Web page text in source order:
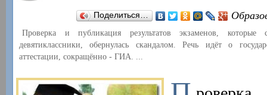
Поделиться…
Проверка и публикация результатов экзаменов, которые
девятиклассники, обернулась скандалом. Речь идёт о
аттестации, сокращённо - ГИА. ...